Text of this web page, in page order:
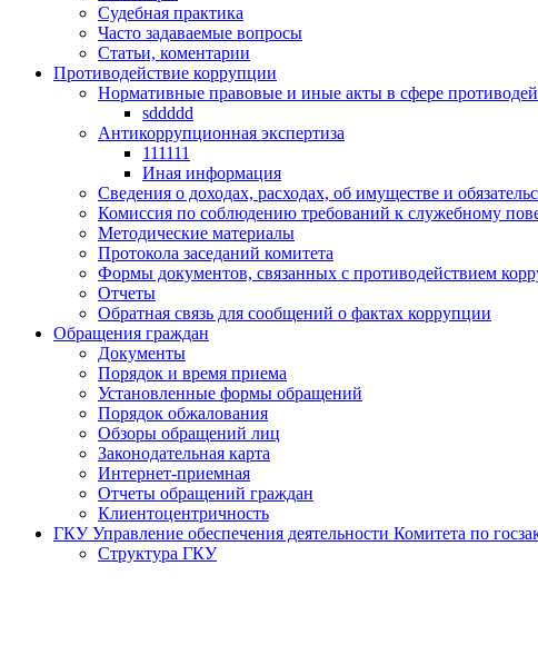
Судебная практика
Часто задаваемые вопросы
Статьи, коментарии
Противодействие коррупции
Нормативные правовые и иные акты в сфере
sddddd
Антикоррупционная экспертиза
111111
Иная информация
Сведения о доходах, расходах, об имуществе и
Комиссия по соблюдению требований к служебному
Методические материалы
Протокола заседаний комитета
Формы документов, связанных с противодействием
Отчеты
Обратная связь для сообщений о фактах коррупции
Обращения граждан
Документы
Порядок и время приема
Установленные формы обращений
Порядок обжалования
Обзоры обращений лиц
Законодательная карта
Интернет-приемная
Отчеты обращений граждан
Клиентоцентричность
ГКУ Управление обеспечения деятельности Комитета по
Структура ГКУ